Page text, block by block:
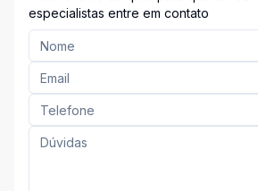
especialistas entre em contato